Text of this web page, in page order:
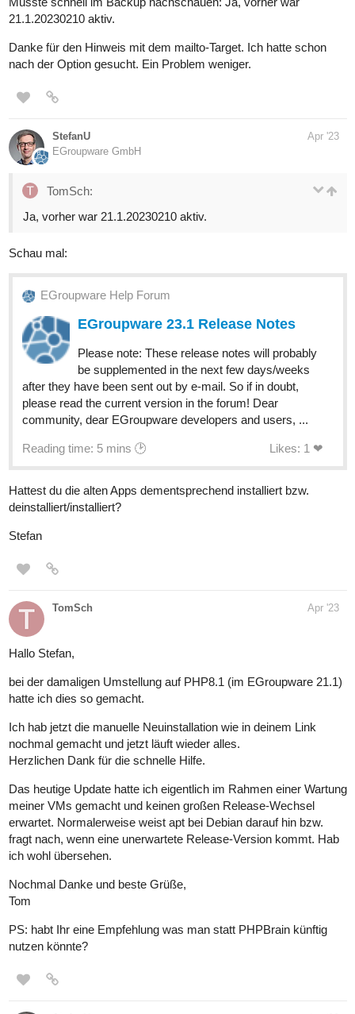
21.1.20230210 aktiv.
Danke für den Hinweis mit dem mailto-Target. Ich hatte schon
nach der Option gesucht. Ein Problem weniger.
StefanU
EGroupware GmbH
Apr '23
TomSch:
Ja, vorher war 21.1.20230210 aktiv.
Schau mal:
EGroupware Help Forum
EGroupware 23.1 Release Notes
Please note: These release notes will probably
be supplemented in the next few days/weeks
after they have been sent out by e-mail. So if in doubt,
please read the current version in the forum! Dear
community, dear EGroupware developers and users, ...
Reading time: 5 mins 🕑 Likes: 1 ❤
Hattest du die alten Apps dementsprechend installiert bzw.
deinstalliert/installiert?
Stefan
TomSch Apr '23
Hallo Stefan,
bei der damaligen Umstellung auf PHP8.1 (im EGroupware 21.1)
hatte ich dies so gemacht.
Ich hab jetzt die manuelle Neuinstallation wie in deinem Link
nochmal gemacht und jetzt läuft wieder alles.
Herzlichen Dank für die schnelle Hilfe.
Das heutige Update hatte ich eigentlich im Rahmen einer Wartung
meiner VMs gemacht und keinen großen Release-Wechsel
erwartet. Normalerweise weist apt bei Debian darauf hin bzw.
fragt nach, wenn eine unerwartete Release-Version kommt. Hab
ich wohl übersehen.
Nochmal Danke und beste Grüße,
Tom
PS: habt Ihr eine Empfehlung was man statt PHPBrain künftig
nutzen könnte?